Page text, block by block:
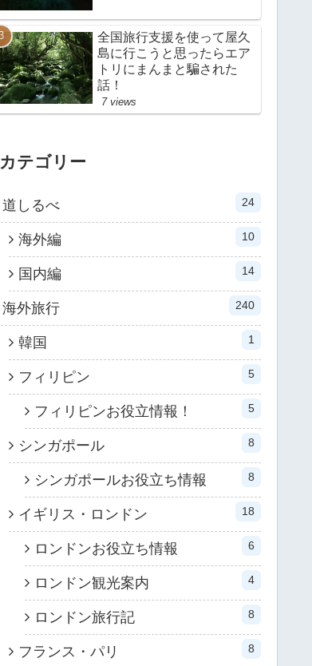
全国旅行支援を使って屋久
島に行こうと思ったらエア
トリにまんまと騙された
話！
7 views
カテゴリー
道しるべ 24
海外編 10
国内編 14
海外旅行 240
韓国 1
フィリピン 5
フィリピンお役立情報！ 5
シンガポール 8
シンガポールお役立ち情報 8
イギリス・ロンドン 18
ロンドンお役立ち情報 6
ロンドン観光案内 4
ロンドン旅行記 8
フランス・パリ 8